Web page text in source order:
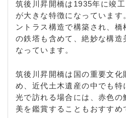
筑後川昇開橋は1935年に竣
が大きな特徴になっています
ントラス構造で構築され、
の鉄塔も含めて、絶妙な構造
なっています。
筑後川昇開橋は国の重要文化
め、近代土木遺産の中でも特
光で訪れる場合には、赤色の
美を鑑賞することもおすすめ